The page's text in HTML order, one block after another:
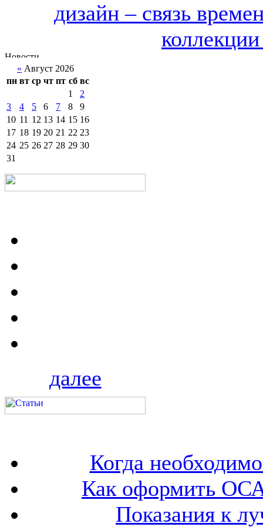
дизайн – связь
« Август 2026
пн вт ср чт пт сб вс
1
2
3
4 5 6 7 8
9
10 11 12 13 14 15 16
17 18 19 20 21 22 23
24 25 26 27 28 29 30
31
далее
Когда
Как оформить
Показания к